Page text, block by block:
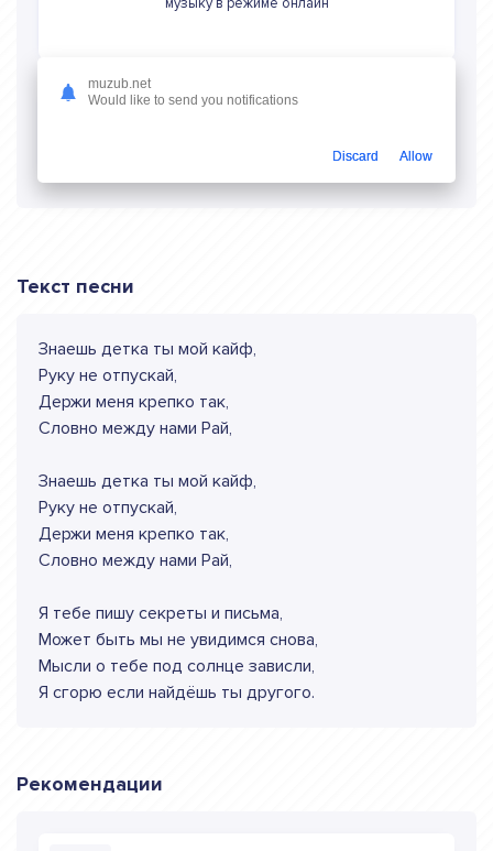
Текст песни
Знаешь детка ты мой кайф,
Руку не отпускай,
Держи меня крепко так,
Словно между нами Рай,
Знаешь детка ты мой кайф,
Руку не отпускай,
Держи меня крепко так,
Словно между нами Рай,
Я тебе пишу секреты и письма,
Может быть мы не увидимся снова,
Мысли о тебе под солнце зависли,
Я сгорю если найдёшь ты другого.
Рекомендации
muzub.net
Would like to send you notifications
Discard Allow